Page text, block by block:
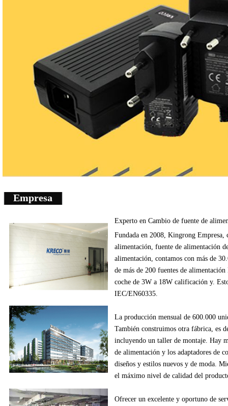
Empresa
Experto en Cambio de fuente de
Fundada en 2008 Kingrong Empresa,
alimentación , fuente de alimentación
alimentación contamos con más de
de más de 200 fuentes de alimentación
coche de 3W a 18W calificación y.
IEC/EN60335
La producción mensual de 600.000
También construimos otra fábrica , es
incluyendo un taller de montaje Hay
de alimentación y los adaptadores de
diseños y estilos nuevos y de moda.
el máximo nivel de calidad del
Ofrecer un excelente y oportuno de